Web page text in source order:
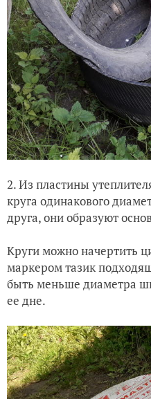
2. Из пластины
круга одинакового
друга, они образуют
Круги можно начертить
маркером тазик
быть меньше диаметра
ее дне.